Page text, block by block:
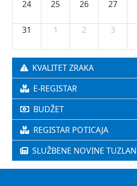
24 25 26 27
31 1 2 3
KVALITET ZRAKA
E-REGISTAR
BUDŽET
REGISTAR POTICAJA
SLUŽBENE NOVINE